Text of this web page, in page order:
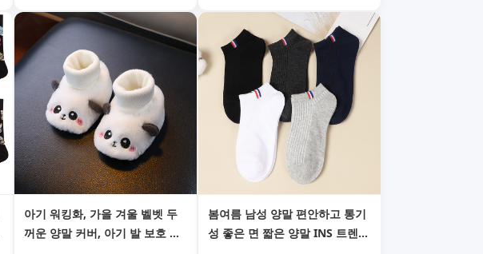
아기 워킹화, 가을 겨울 벨벳 두
꺼운 양말 커버, 아기 발 보호 따
봄여름 남성 양말 편안하고 통기
성 좋은 면 짧은 양말 INS 트렌디